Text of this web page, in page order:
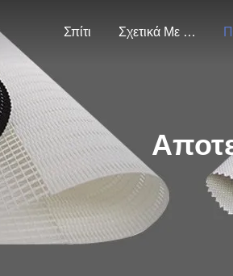
Σπίτι Σχετικά Με Εμάς